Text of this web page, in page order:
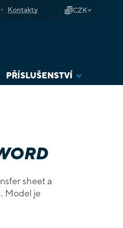
Kontakty CZK
PŘÍSLUŠENSTVÍ
sheet a
Model je